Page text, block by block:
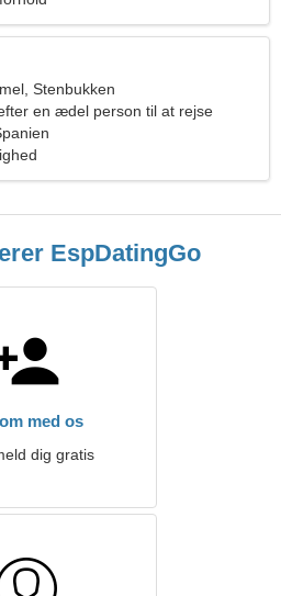
Stenbukken
en ædel person til at rejse
EspDatingGo
med os
dig gratis